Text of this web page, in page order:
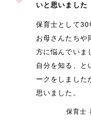
いと思いました
保育士として30
お母さんたちや
方に悩んでいま
自分を知る、と
ークをしました
思いました。
保育士